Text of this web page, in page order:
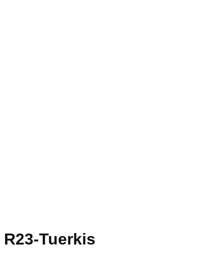
R23-Tuerkis